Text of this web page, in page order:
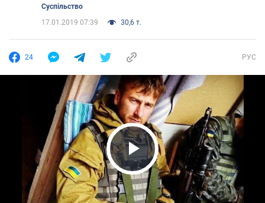
Суспільство
17.01.2019 07:39
30,6 т.
24 РУС
Play Video